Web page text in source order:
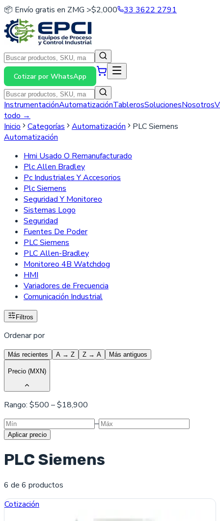
📦 Envío gratis en ZMG >$2,000 33 3622 2791
Cotizar por WhatsApp
InstrumentaciónAutomatizaciónTablerosSolucionesNosotros
todo →
Inicio
Categorías Automatización
PLC Siemens
Automatización
Hmi Usado O Remanufacturado
Plc Allen Bradley
Pc Industriales Y Accesorios
Plc Siemens
Seguridad Y Monitoreo
Sistemas Logo
Seguridad
Fuentes De Poder
PLC Siemens
PLC Allen-Bradley
Monitoreo 4B Watchdog
HMI
Variadores de Frecuencia
Comunicación Industrial
Filtros
Ordenar por
Más recientes A → Z Z → A Más antiguos
Precio (MXN)
Rango: $500 – $18,900
–
Aplicar precio
PLC Siemens
6 de 6 productos
Cotización